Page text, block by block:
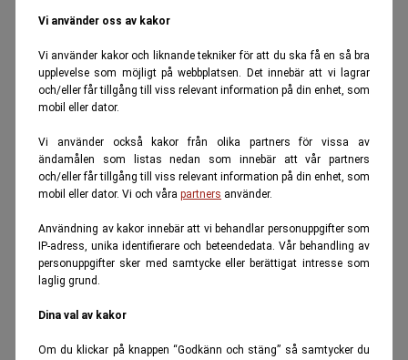
Vi använder oss av kakor
Vi använder kakor och liknande tekniker för att du ska få en så bra
upplevelse som möjligt på webbplatsen. Det innebär att vi lagrar
och/eller får tillgång till viss relevant information på din enhet, som
mobil eller dator.
Vi använder också kakor från olika partners för vissa av
ändamålen som listas nedan som innebär att vår partners
och/eller får tillgång till viss relevant information på din enhet, som
mobil eller dator. Vi och våra partners använder.
Användning av kakor innebär att vi behandlar personuppgifter som
IP-adress, unika identifierare och beteendedata. Vår behandling av
personuppgifter sker med samtycke eller berättigat intresse som
laglig grund.
Dina val av kakor
Om du klickar på knappen “Godkänn och stäng” så samtycker du